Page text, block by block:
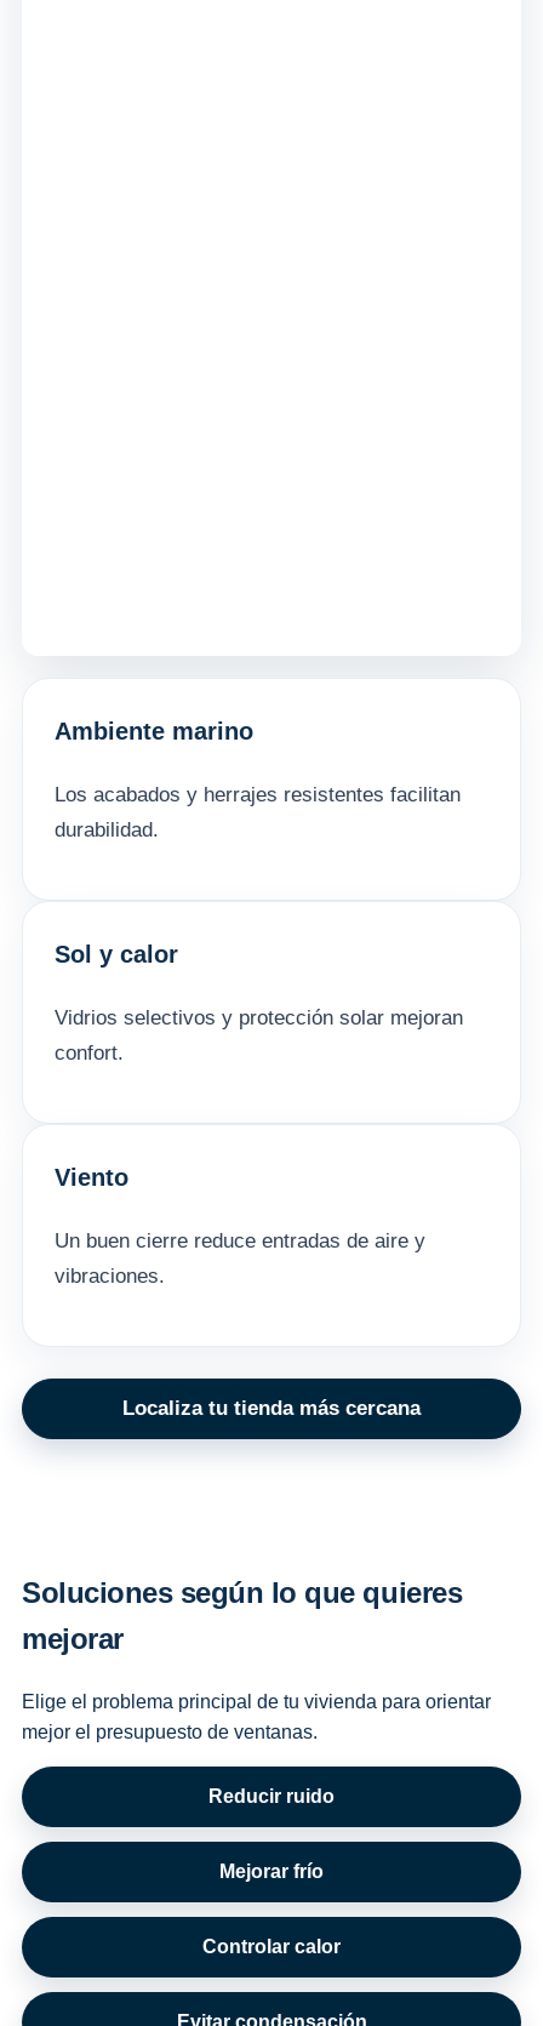
Ambiente marino
Los acabados y herrajes resistentes facilitan
durabilidad.
Sol y calor
Vidrios selectivos y protección solar mejoran
confort.
Viento
Un buen cierre reduce entradas de aire y
vibraciones.
Localiza tu tienda más cercana
Soluciones según lo que quieres
mejorar
Elige el problema principal de tu vivienda para orientar
mejor el presupuesto de ventanas.
Reducir ruido
Mejorar frío
Controlar calor
Evitar condensación